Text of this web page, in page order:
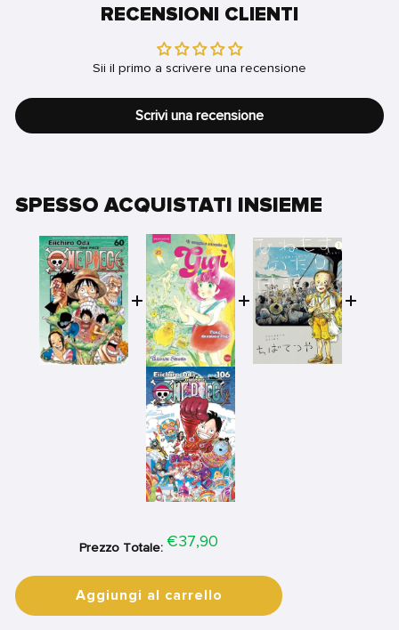
RECENSIONI CLIENTI
Sii il primo a scrivere una recensione
Scrivi una recensione
SPESSO ACQUISTATI INSIEME
Prezzo Totale: Price
€37,90
Aggiungi al carrello